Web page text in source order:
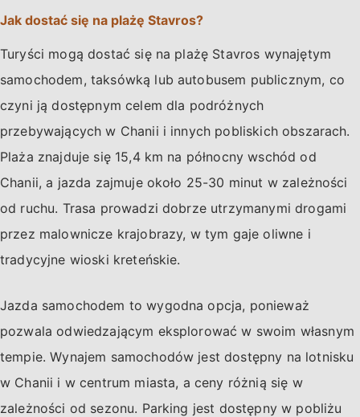
Jak dostać się na plażę Stavros?
Turyści mogą dostać się na plażę Stavros wynajętym
samochodem, taksówką lub autobusem publicznym, co
czyni ją dostępnym celem dla podróżnych
przebywających w Chanii i innych pobliskich obszarach.
Plaża znajduje się 15,4 km na północny wschód od
Chanii, a jazda zajmuje około 25-30 minut w zależności
od ruchu. Trasa prowadzi dobrze utrzymanymi drogami
przez malownicze krajobrazy, w tym gaje oliwne i
tradycyjne wioski kreteńskie.
Jazda samochodem to wygodna opcja, ponieważ
pozwala odwiedzającym eksplorować w swoim własnym
tempie. Wynajem samochodów jest dostępny na lotnisku
w Chanii i w centrum miasta, a ceny różnią się w
zależności od sezonu. Parking jest dostępny w pobliżu